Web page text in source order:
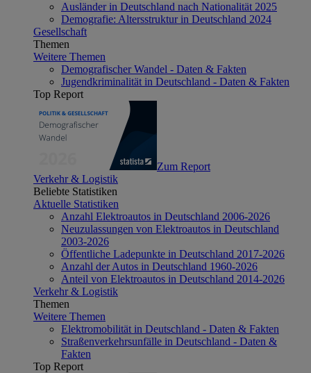
Ausländer in Deutschland nach Nationalität 2025
Demografie: Altersstruktur in Deutschland 2024
Gesellschaft
Themen
Weitere Themen
Demografischer Wandel - Daten & Fakten
Jugendkriminalität in Deutschland - Daten & Fakten
Top Report
Zum Report
Verkehr & Logistik
Beliebte Statistiken
Aktuelle Statistiken
Anzahl Elektroautos in Deutschland 2006-2026
Neuzulassungen von Elektroautos in Deutschland
2003-2026
Öffentliche Ladepunkte in Deutschland 2017-2026
Anzahl der Autos in Deutschland 1960-2026
Anteil von Elektroautos in Deutschland 2014-2026
Verkehr & Logistik
Themen
Weitere Themen
Elektromobilität in Deutschland - Daten & Fakten
Straßenverkehrsunfälle in Deutschland - Daten &
Fakten
Top Report